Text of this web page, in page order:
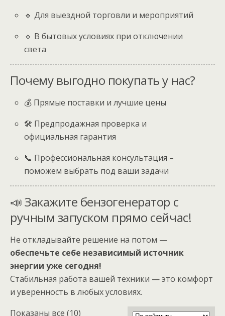
🔹 Для выездной торговли и мероприятий
🔹 В бытовых условиях при отключении
света
Почему выгодно покупать у нас?
💰 Прямые поставки и лучшие цены
🛠 Предпродажная проверка и
официальная гарантия
📞 Профессиональная консультация –
поможем выбрать под ваши задачи
📣 Закажите бензогенератор с
ручным запуском прямо сейчас!
Не откладывайте решение на потом —
обеспечьте себе независимый источник
энергии уже сегодня!
Стабильная работа вашей техники — это комфорт
и уверенность в любых условиях.
Показаны все (10)